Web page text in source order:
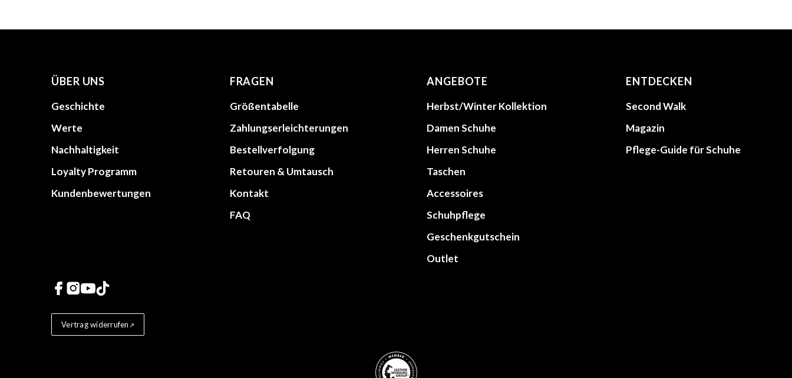
ÜBER UNS
Geschichte
Werte
Nachhaltigkeit
Loyalty Programm
Kundenbewertungen
FRAGEN
Größentabelle
Zahlungserleichterungen
Bestellverfolgung
Retouren & Umtausch
Kontakt
FAQ
ANGEBOTE
Herbst/Winter Kollektion
Damen Schuhe
Herren Schuhe
Taschen
Accessoires
Schuhpflege
Geschenkgutschein
Outlet
ENTDECKEN
Second Walk
Magazin
Pflege-Guide für Schuhe
Links zu sozialen Netzwerken
Vertrag widerrufen